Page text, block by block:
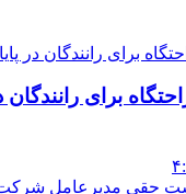
برای رانندگان